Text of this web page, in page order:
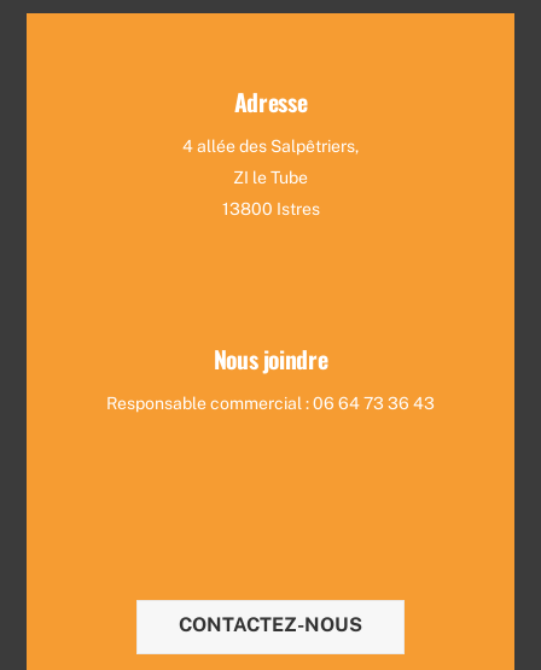
Adresse
4 allée des Salpêtriers,
ZI le Tube
13800 Istres
Nous joindre
Responsable commercial : 06 64 73 36 43
CONTACTEZ-NOUS